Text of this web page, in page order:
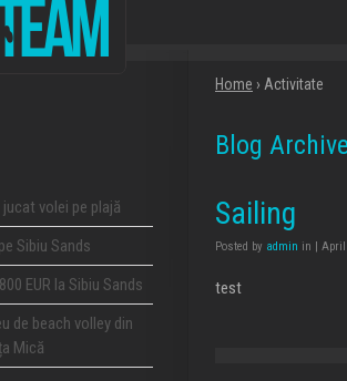
volei pe plajă
Sibiu Sands
EUR la Sibiu Sands
de beach volley din
Mică
Home › Activitate
Blog
Sailing
Posted by admin in | April
test